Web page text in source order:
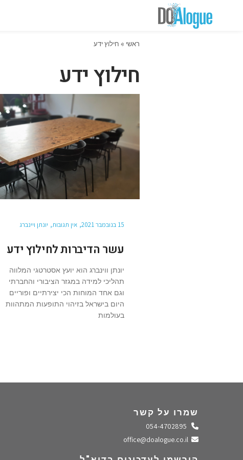
ראשי » חילוץ ידע
חילוץ ידע
15 בנובמבר 2021 אין תגובות יונתן ויינברג
עשר הדיברות לחילוץ ידע
יונתן ווינברג הוא יועץ אסטרטגי המלווה
תהליכי למידה במגזר הציבורי והחברתי
וגם אחד המוחות הכי יצירתיים ופוריים
היום בישראל בזיהוי התופעות המתהוות
בעולמות
שמרו על קשר
התקשרו אלינו
שלחו מייל